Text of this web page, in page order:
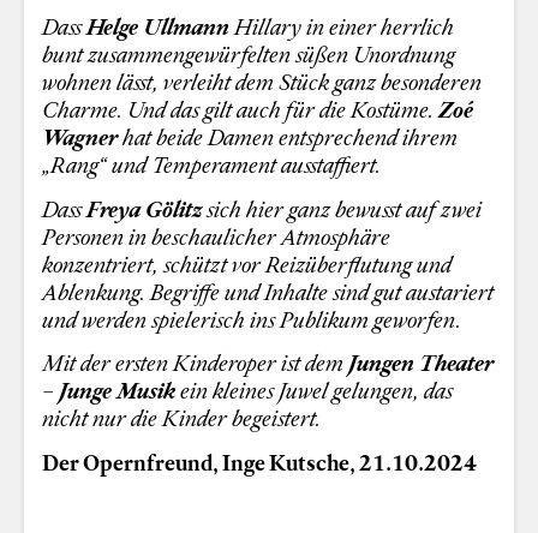
DassHelge UllmannHillary in einer herrlich
bunt zusammengewürfelten süßen Unordnung
wohnen lässt, verleiht dem Stück ganz besonderen
Charme. Und das gilt auch für die Kostüme.Zoé
Wagnerhat beide Damen entsprechend ihrem
„Rang“ und Temperament ausstaffiert.
DassFreya Gölitzsich hier ganz bewusst auf zwei
Personen in beschaulicher Atmosphäre
konzentriert, schützt vor Reizüberflutung und
Ablenkung. Begriffe und Inhalte sind gut austariert
und werden spielerisch ins Publikum geworfen.
Mit der ersten Kinderoper ist demJungen Theater
– Junge Musikein kleines Juwel gelungen, das
nicht nur die Kinder begeistert.
Der Opernfreund, Inge Kutsche, 21.10.2024